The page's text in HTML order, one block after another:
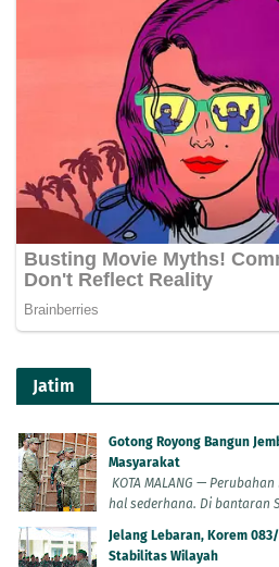
Jatim
Gotong Royong Bangun
Masyarakat
KOTA MALANG —
hal sederhana. Di bantaran
Jelang Lebaran, Korem
Stabilitas Wilayah